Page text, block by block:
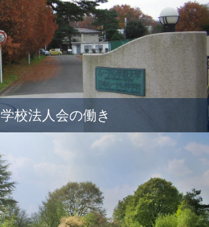
学校法人会の働き